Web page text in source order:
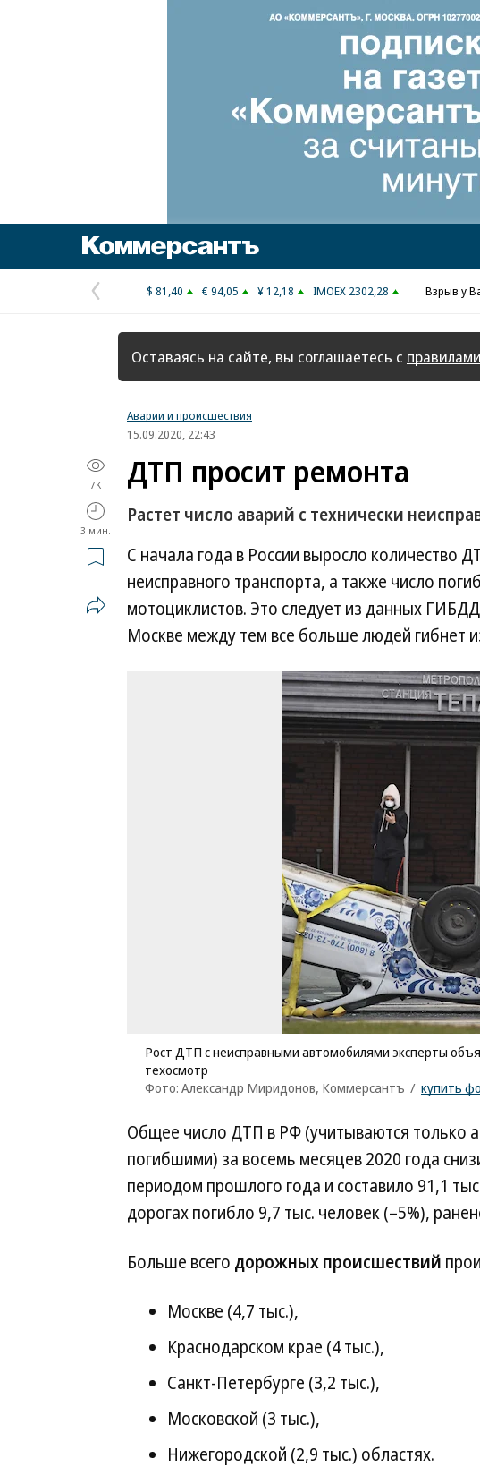
Предыдущая
страница
$ 81,40 € 94,05 ¥ 12,18 IMOEX 2302,28 Взрыв у
Оставаясь на сайте, вы соглашаетесь с
Аварии и происшествия
15.09.2020, 22:43
7K
3 мин.
ДТП просит ремонта
Растет число аварий с технически
С начала года в России выросло количество
неисправного транспорта, а также число
мотоциклистов. Это следует из данных
Москве между тем все больше людей гибнет
Рост ДТП с неисправными автомобилями эксперты
техосмотр
Фото: Александр Миридонов, Коммерсантъ / купить
Общее число ДТП в РФ (учитываются только
погибшими) за восемь месяцев 2020 года
периодом прошлого года и составило 91,1
дорогах погибло 9,7 тыс. человек (–5%),
Больше всего дорожных происшествий
Москве (4,7 тыс.),
Краснодарском крае (4 тыс.),
Санкт-Петербурге (3,2 тыс.),
Московской (3 тыс.),
Нижегородской (2,9 тыс.) областях.